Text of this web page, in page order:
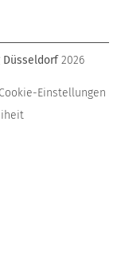
Düsseldorf 2026
Cookie-Einstellungen